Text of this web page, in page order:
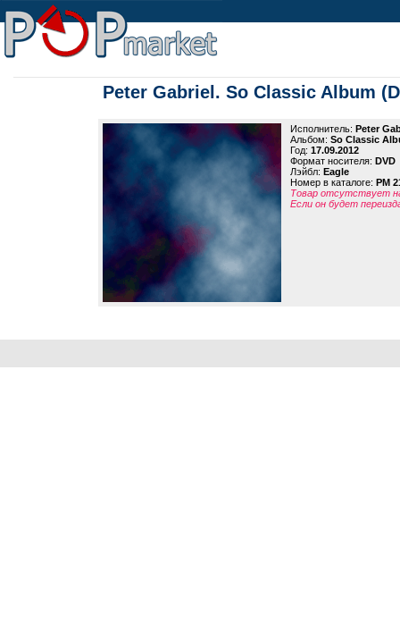
Peter Gabriel. So Classic Album
Исполнитель: Peter
Альбом: So Classic
Год: 17.09.2012
Формат носителя: DVD
Лэйбл: Eagle
Номер в каталоге: PM
Товар отсутствует
Если он будет